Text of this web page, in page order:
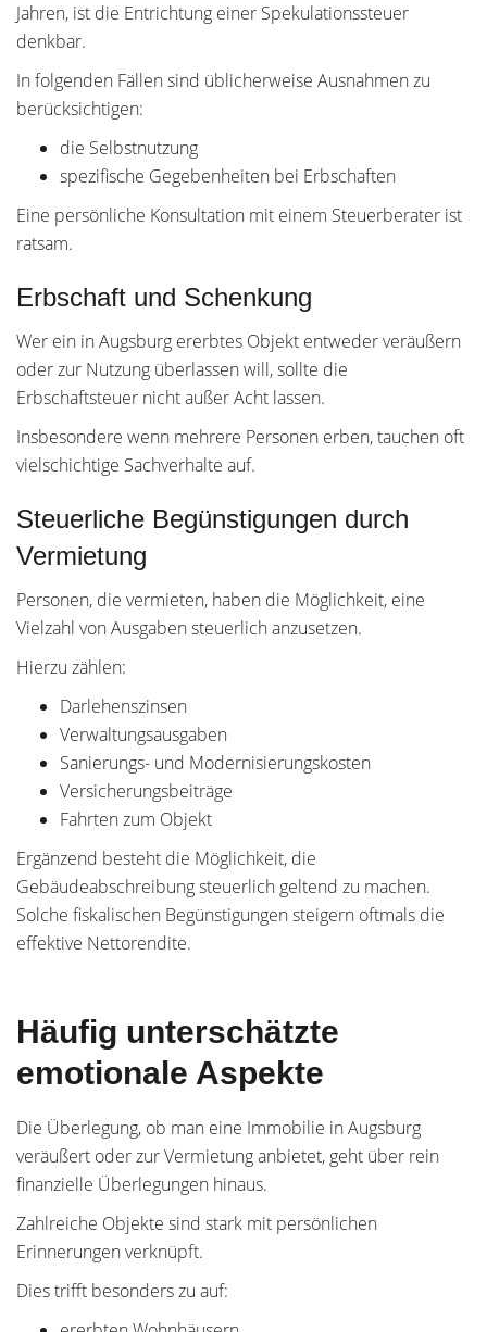
Jahren, ist die Entrichtung einer Spekulationssteuer
denkbar.
In folgenden Fällen sind üblicherweise Ausnahmen zu
berücksichtigen:
die Selbstnutzung
spezifische Gegebenheiten bei Erbschaften
Eine persönliche Konsultation mit einem Steuerberater ist
ratsam.
Erbschaft und Schenkung
Wer ein in Augsburg ererbtes Objekt entweder veräußern
oder zur Nutzung überlassen will, sollte die
Erbschaftsteuer nicht außer Acht lassen.
Insbesondere wenn mehrere Personen erben, tauchen oft
vielschichtige Sachverhalte auf.
Steuerliche Begünstigungen durch
Vermietung
Personen, die vermieten, haben die Möglichkeit, eine
Vielzahl von Ausgaben steuerlich anzusetzen.
Hierzu zählen:
Darlehenszinsen
Verwaltungsausgaben
Sanierungs- und Modernisierungskosten
Versicherungsbeiträge
Fahrten zum Objekt
Ergänzend besteht die Möglichkeit, die
Gebäudeabschreibung steuerlich geltend zu machen.
Solche fiskalischen Begünstigungen steigern oftmals die
effektive Nettorendite.
Häufig unterschätzte
emotionale Aspekte
Die Überlegung, ob man eine Immobilie in Augsburg
veräußert oder zur Vermietung anbietet, geht über rein
finanzielle Überlegungen hinaus.
Zahlreiche Objekte sind stark mit persönlichen
Erinnerungen verknüpft.
Dies trifft besonders zu auf: